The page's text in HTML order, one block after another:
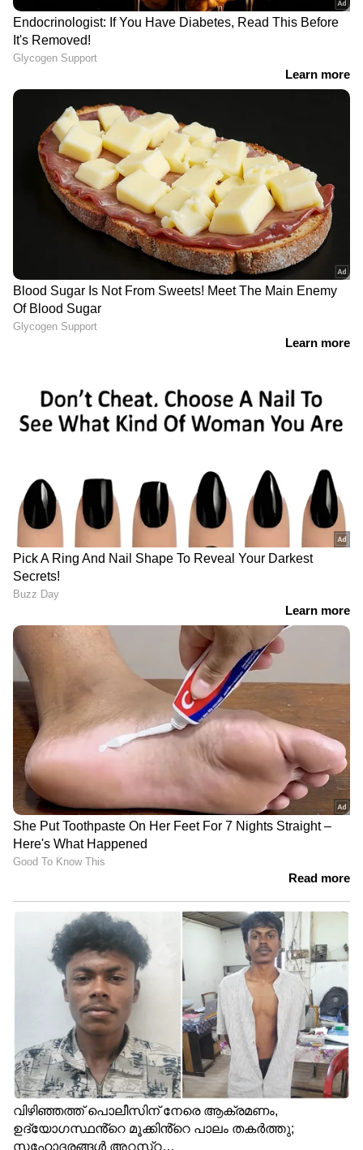
മത്സ്യത്തൊഴിലാളി ജാഗ്രത നിര്‍ദേശം
കേരള - കർണാടക തീരങ്ങളിൽ
മത്സ്യബന്ധനത്തിന് തടസമില്ലെന്ന് കേന്ദ്ര
കാലാവസ്ഥ വകുപ്പ് അറിയിച്ചു
ലക്ഷദ്വീപ് തീരങ്ങളിൽ 07-12-2023 മുതൽ 09-12
-2023 വരെ മത്സ്യബന്ധനത്തിന് പോകാൻ
അറിയിച്ചു
07-12-2023 മുതൽ 09-12 -2023 വരെ: ലക്ഷദ്വീപ്
കിലോമീറ്റർ വരെയും ചില അവസരങ്ങളിൽ 55
കിലോമീറ്റർ വരെയും ശക്തമായ കാറ്റിനും
മോശം കാലാവസ്ഥയ്ക്കും സാധ്യത.
ഏഷ്യാനെറ്റ് ന്യൂസ് വാർത്തകൾ തത്സമയം
കാണാം
LATEST VIDEOS
കേരളത്തിലെ എല്ലാ വാർത്തകൾ
Kerala